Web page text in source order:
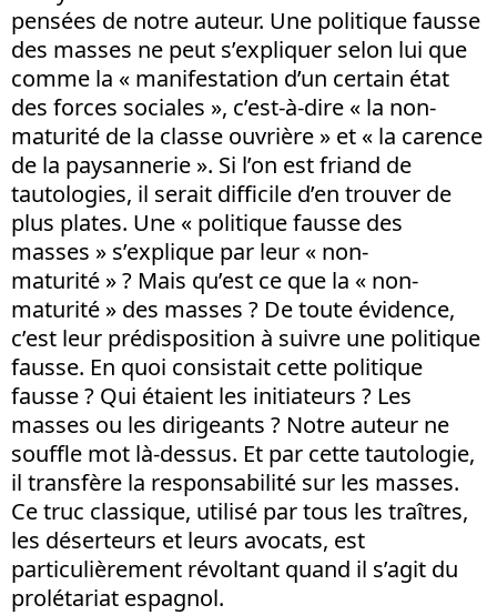
pensées de notre auteur. Une politique fausse
des masses ne peut s’expliquer selon lui que
comme la « manifestation d’un certain état
des forces sociales », c’est-à-dire « la non-
maturité de la classe ouvrière » et « la carence
de la paysannerie ». Si l’on est friand de
tautologies, il serait difficile d’en trouver de
plus plates. Une « politique fausse des
masses » s’explique par leur « non-
maturité » ? Mais qu’est ce que la « non-
maturité » des masses ? De toute évidence,
c’est leur prédisposition à suivre une politique
fausse. En quoi consistait cette politique
fausse ? Qui étaient les initiateurs ? Les
masses ou les dirigeants ? Notre auteur ne
souffle mot là-dessus. Et par cette tautologie,
il transfère la responsabilité sur les masses.
Ce truc classique, utilisé par tous les traîtres,
les déserteurs et leurs avocats, est
particulièrement révoltant quand il s’agit du
prolétariat espagnol.